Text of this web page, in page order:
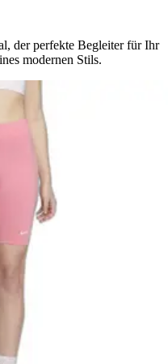
der perfekte Begleiter für Ihr
modernen Stils.